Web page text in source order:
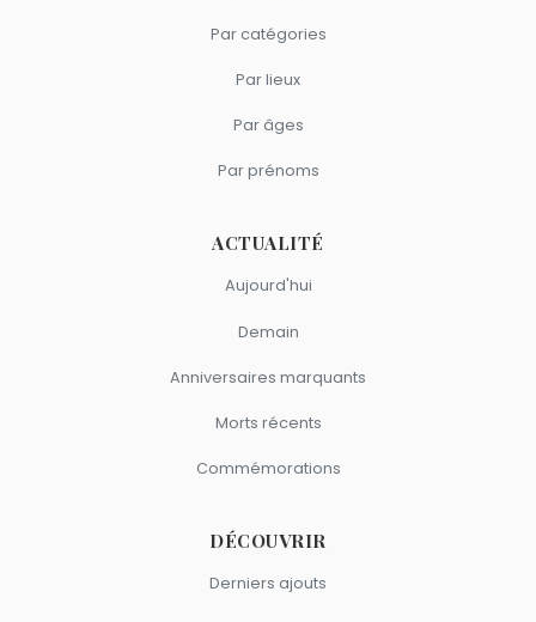
Par catégories
Par lieux
Par âges
Par prénoms
ACTUALITÉ
Aujourd'hui
Demain
Anniversaires marquants
Morts récents
Commémorations
DÉCOUVRIR
Derniers ajouts